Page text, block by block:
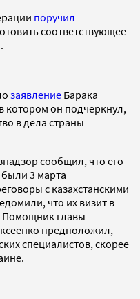
поручил
соответствующее
заявление Барака
котором он подчеркнул,
в дела страны
сообщил, что его
3 марта
с казахстанскими
что их визит в
главы
предположил,
специалистов, скорее